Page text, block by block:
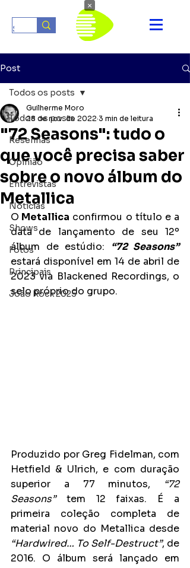
Post
Todos os posts
Resenhas
Opinião
Entrevistas
Notícias
Shows
Fotos
Principais
João Rock 2025
Todos os posts
"72 Seasons": tudo o
que você precisa saber
sobre o novo álbum do
Metallica
Guilherme Moro
28 de nov. de 2022 3 min de leitura
O Metallica confirmou o título e a
data de lançamento de seu 12º
álbum de estúdio:
“72 Seasons”
estará disponível em 14 de abril de
2023 via Blackened Recordings, o
selo próprio do grupo.
Produzido por Greg Fidelman, com
Hetfield & Ulrich, e com duração
superior a 77 minutos, “72
Seasons” tem 12 faixas. É a
primeira coleção completa de
“Hardwired… To Self-Destruct”, de
2016. O álbum será lançado em
×